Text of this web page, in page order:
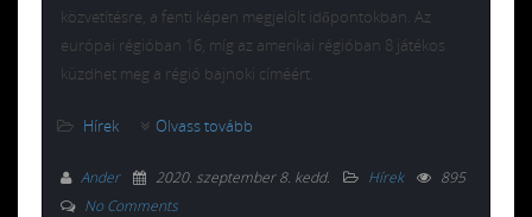
közvetítésre, a fenti képen megjelölt időpontokban. Az
európai régióban 16, míg az amerikai régióban 8 játékos
küzdhet meg a régió bajnoki címéért.
Hírek Olvass tovább
Ander 2020. szeptember 8. kedd. Hírek
895
No Comments